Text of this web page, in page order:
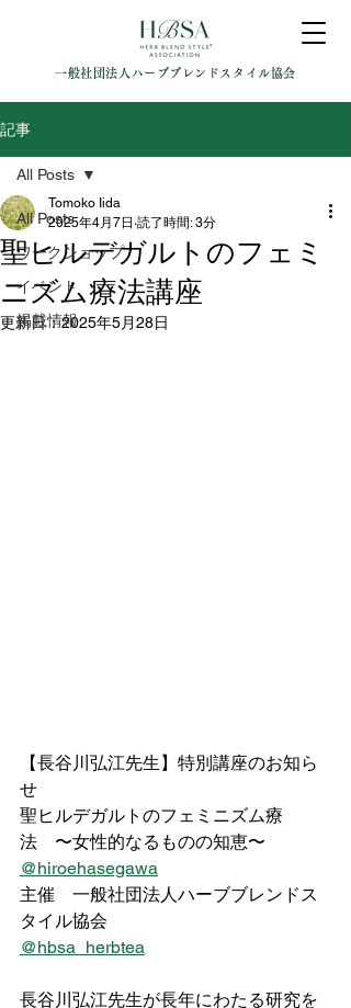
一般社団法人ハーブブレンドスタイル協会
記事
All Posts
ワークショップ
イベント
掲載情報
All Posts
聖ヒルデガルトのフェミ
ニズム療法講座
Tomoko Iida
2025年4月7日 読了時間: 3分
更新日：2025年5月28日
【長谷川弘江先生】特別講座のお知ら
せ
聖ヒルデガルトのフェミニズム療
法　〜女性的なるものの知恵〜
@hiroehasegawa
主催　一般社団法人ハーブブレンドス
タイル協会
@hbsa_herbtea
長谷川弘江先生が長年にわたる研究を